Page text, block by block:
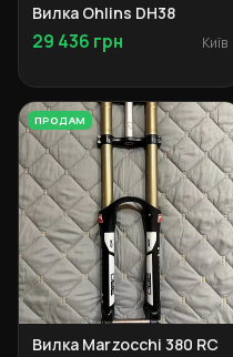
Вилка Ohlins DH38
29 436 грн Київ
ПРОДАМ
Вилка Marzocchi 380 RC